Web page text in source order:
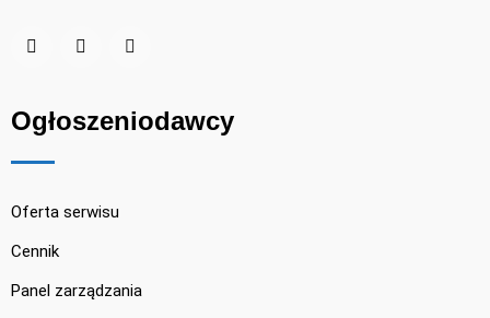
Ogłoszeniodawcy
Oferta serwisu
Cennik
Panel zarządzania